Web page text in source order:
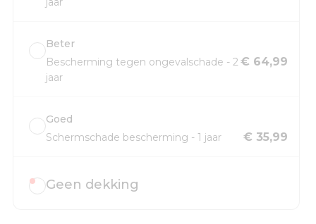
Beter
Bescherming tegen ongevalschade - 2
jaar
€ 64,99
Goed
Schermschade bescherming - 1 jaar
€ 35,99
Geen dekking